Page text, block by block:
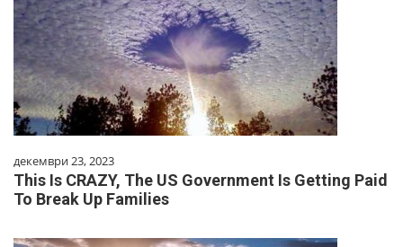
декември 23, 2023
This Is CRAZY, The US Government Is Getting Paid
To Break Up Families